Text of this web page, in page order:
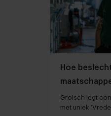
Hoe
potentieel
Grolsch legt
met uniek